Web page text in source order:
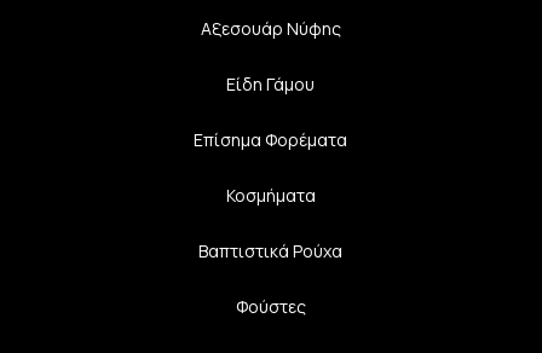
Αξεσουάρ Νύφης
Είδη Γάμου
Επίσημα Φορέματα
Κοσμήματα
Βαπτιστικά Ρούχα
Φούστες